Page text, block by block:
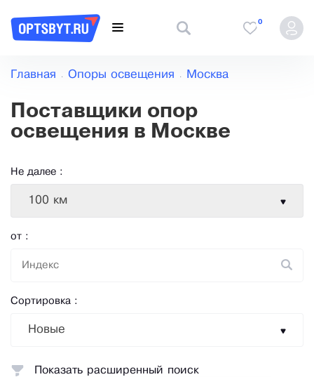
0
Главная Опоры освещения Москва
Поставщики опор
освещения в Москве
Не далее :
100 км
от :
Сортировка :
Новые
Показать расширенный поиск